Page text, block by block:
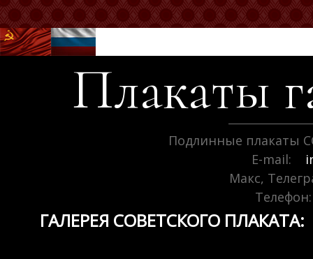
Плакаты
Подлинные плакаты
E-mail:
Макс,
Телефон:
ГАЛЕРЕЯ СОВЕТСКОГО ПЛАКАТА: